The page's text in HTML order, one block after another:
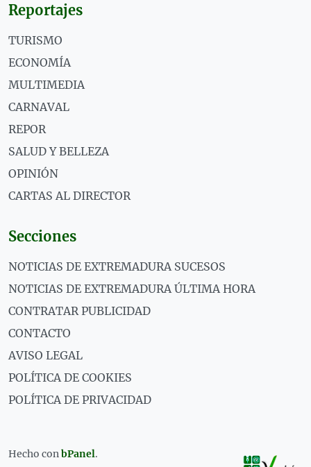
Reportajes
TURISMO
ECONOMÍA
MULTIMEDIA
CARNAVAL
REPOR
SALUD Y BELLEZA
OPINIÓN
CARTAS AL DIRECTOR
Secciones
NOTICIAS DE EXTREMADURA SUCESOS
NOTICIAS DE EXTREMADURA ÚLTIMA HORA
CONTRATAR PUBLICIDAD
CONTACTO
AVISO LEGAL
POLÍTICA DE COOKIES
POLÍTICA DE PRIVACIDAD
Hecho conbPanel.